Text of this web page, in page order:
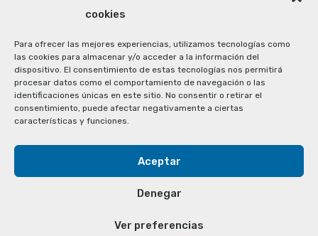
cookies
Para ofrecer las mejores experiencias, utilizamos tecnologías como
las cookies para almacenar y/o acceder a la información del
dispositivo. El consentimiento de estas tecnologías nos permitirá
procesar datos como el comportamiento de navegación o las
identificaciones únicas en este sitio. No consentir o retirar el
consentimiento, puede afectar negativamente a ciertas
características y funciones.
Aceptar
Denegar
Ver preferencias